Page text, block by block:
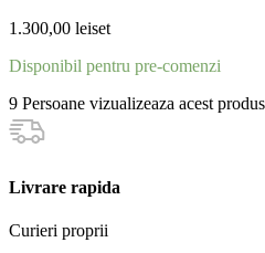
1.300,00 leiset
Disponibil pentru pre-comenzi
9 Persoane vizualizeaza acest
Livrare rapida
Curieri proprii